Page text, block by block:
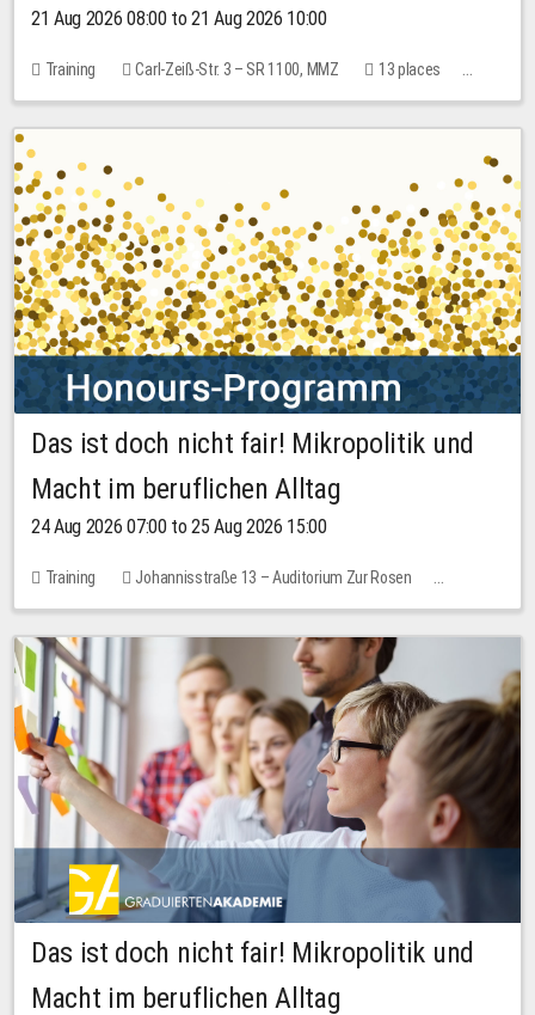
21 Aug 2026 08:00 to 21 Aug 2026 10:00
Training Carl-Zeiß-Str. 3 – SR 1100, MMZ
13 places
10.00 EUR
Das ist doch nicht fair! Mikropolitik und
Macht im beruflichen Alltag
24 Aug 2026 07:00 to 25 Aug 2026 15:00
Training
Johannisstraße 13 – Auditorium Zur Rosen
No free places
Das ist doch nicht fair! Mikropolitik und
Macht im beruflichen Alltag